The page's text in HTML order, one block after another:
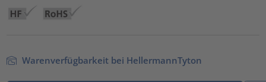
Warenverfügbarkeit bei HellermannTyton